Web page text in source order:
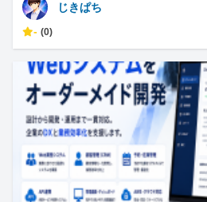
じきぱち
- (0)